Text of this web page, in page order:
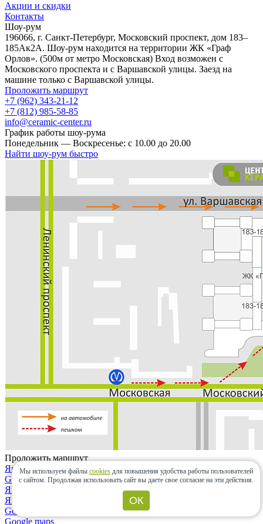
Акции и скидки
Контакты
Шоу-рум
196066, г. Санкт-Петербург, Московский проспект, дом 183–
185Ак2А. Шоу-рум находится на территории ЖК «Граф
Орлов». (500м от метро Московская) Вход возможен с
Московского проспекта и с Варшавской улицы. Заезд на
машине только с Варшавской улицы.
Проложить маршрут
+7 (962) 343-21-12
+7 (812) 985-58-85
info@ceramic-center.ru
График работы шоу-рума
Понедельник — Воскресенье: с 10.00 до 20.00
Найти шоу-рум быстро
Проложить маршрут
Яндекс.карты
Google maps
Яндекс.карты
Яндекс.навигатор
Google maps
Google maps
Мы используем файлы cookies для повышения удобства работы пользователей
с сайтом. Продолжая использовать сайт вы даете свое согласие на эти действия.
ОК